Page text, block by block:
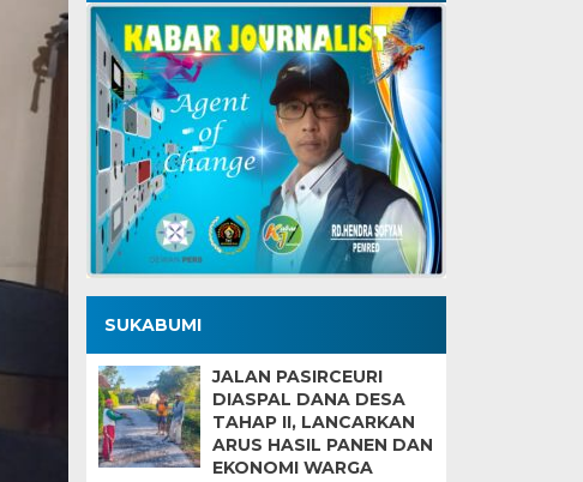
SUKABUMI
JALAN PASIRCEURI
DIASPAL DANA DESA
TAHAP II, LANCARKAN
ARUS HASIL PANEN DAN
EKONOMI WARGA